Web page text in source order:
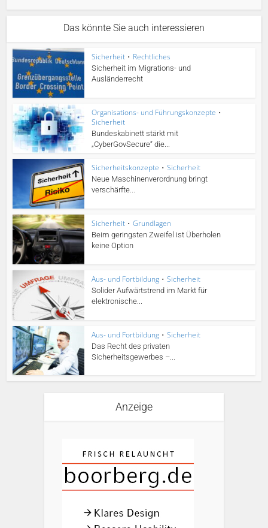
Das könnte Sie auch interessieren
Sicherheit • Rechtliches
Sicherheit im Migrations- und
Ausländerrecht
Organisations- und Führungskonzepte •
Sicherheit
Bundeskabinett stärkt mit
„CyberGovSecure“ die...
Sicherheitskonzepte • Sicherheit
Neue Maschinenverordnung bringt
verschärfte...
Sicherheit • Grundlagen
Beim geringsten Zweifel ist Überholen
keine Option
Aus- und Fortbildung • Sicherheit
Solider Aufwärtstrend im Markt für
elektronische...
Aus- und Fortbildung • Sicherheit
Das Recht des privaten
Sicherheitsgewerbes –...
Anzeige